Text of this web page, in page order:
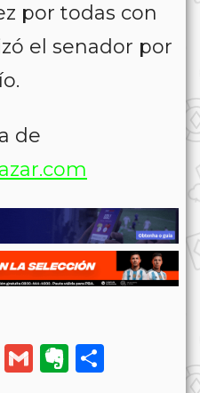
por todas con
el senador por
de
LinkedIn
GmailEvernote